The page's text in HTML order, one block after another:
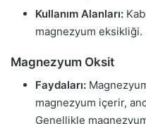
Kullanım Alanları:
magnezyum eksikliği.
Magnezyum Oksit
Faydaları:
magnezyum içerir,
Genellikle